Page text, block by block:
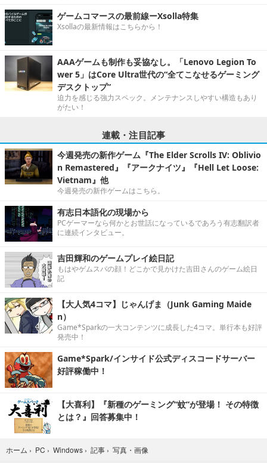
ゲームコマースの最前線ーXsolla特集
Xsollaの最新情報はこちらから！
AAAゲームも制作も妥協なし。「Lenovo Legion To
wer 5」はCore Ultra世代の“全てこなせるゲーミング
デスクトップ”
迫力を感じる強力スペック。メンテナンスしやすい構造もあり
がたい！
連載・注目記事
今週発売の新作ゲーム『The Elder Scrolls IV: Oblivio
n Remastered』『アークナイツ』『Hell Let Loose:
Vietnam』他
今週発売の新作ゲームはこちら。
有志日本語化の現場から
PCゲーマーなら何かとお世話になっているであろう有志翻訳者
に連続インタビュー。
吉田輝和のゲームプレイ絵日記
もはやゲムスパの顔！どこかで見かけた吉田さんのゲーム絵日
記
【大人気4コマ】じゃんげま（Junk Gaming Maide
n）
Game*Sparkの一大コンテンツに成長した4コマ。単行本も好評
発売中！
Game*Spark/インサイド公式ディスコードサーバー
好評稼働中！
【大喜利】『新種のゲーミング“蚊”が登場！ その特徴
とは？』回答募集中！
ホーム › PC › Windows › 記事 › 写真・画像